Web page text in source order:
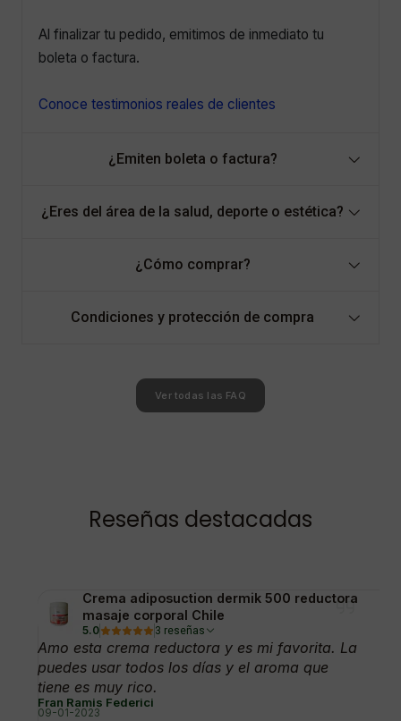
Al finalizar tu pedido, emitimos de inmediato tu
boleta o factura.
Conoce testimonios reales de clientes
¿Emiten boleta o factura?
¿Eres del área de la salud, deporte o estética?
¿Cómo comprar?
Condiciones y protección de compra
Ver todas las FAQ
Reseñas destacadas
Crema adiposuction dermik 500 reductora
masaje corporal Chile
5.0 3 reseñas
Amo esta crema reductora y es mi favorita. La
puedes usar todos los días y el aroma que
tiene es muy rico.
Fran Ramis Federici
09-01-2023